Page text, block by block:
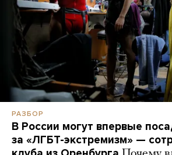
РАЗБОР
В России могут впервые
за «ЛГБТ-экстремизм» —